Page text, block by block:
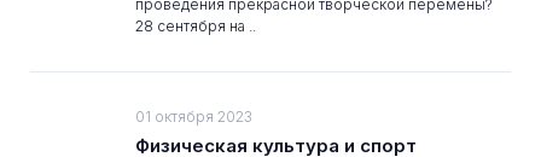
проведения прекрасной творческой перемены?
28 сентября на ..
01 октября 2023
Физическая культура и спорт